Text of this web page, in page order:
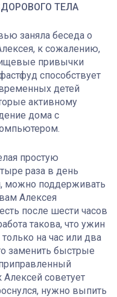
ТЕЛА
заняла беседа о
к сожалению,
привычки
способствует
детей
активному
дома с
простую
раза в день
можно поддерживать
Алексея
после шести часов
такова, что ужин
на час или два
заменить быстрые
Алексей советует
нужно выпить